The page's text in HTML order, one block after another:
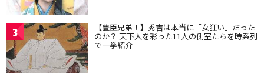
3 【豊臣兄弟！】秀吉は本当に「女狂い」だった
のか？ 天下人を彩った11人の側室たちを時系列
で一挙紹介